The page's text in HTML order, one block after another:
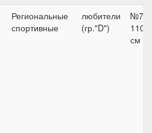
Региональные
спортивные
любители
(гр."D")
№7,
110
см